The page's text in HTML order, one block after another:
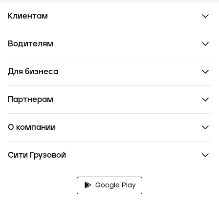
Клиентам
Водителям
Для бизнеса
Партнерам
О компании
Сити Грузовой
Google Play